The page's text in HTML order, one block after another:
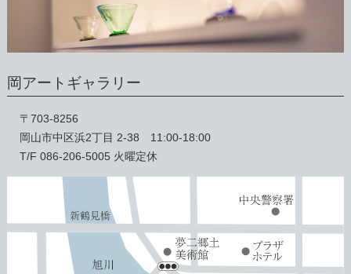
岡アートギャラリー
〒703-8256
岡山市中区浜2丁目 2-38 11:00-18:00
T/F 086-206-5005 火曜定休